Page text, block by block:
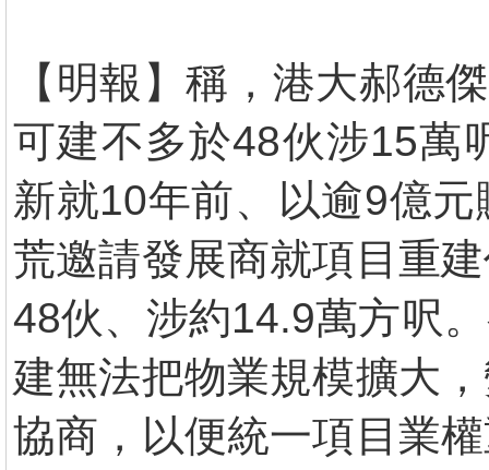
【明報】稱，港大郝德
可建不多於48伙涉15萬
新就10年前、以逾9億
荒邀請發展商就項目重
48伙、涉約14.9萬方呎
建無法把物業規模擴大
協商，以便統一項目業